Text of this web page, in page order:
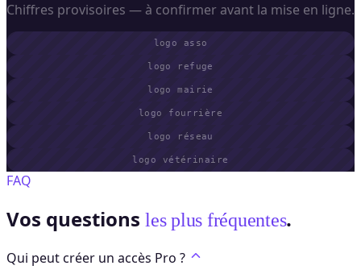
Chiffres provisoires — à confirmer avant la mise en ligne.
logo asso
logo refuge
logo mairie
logo fourrière
logo réseau
logo vétérinaire
FAQ
Vos questions les plus fréquentes.
Qui peut créer un accès Pro ?